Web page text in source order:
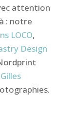
attention
: notre
LOCO,
Design
Gilles